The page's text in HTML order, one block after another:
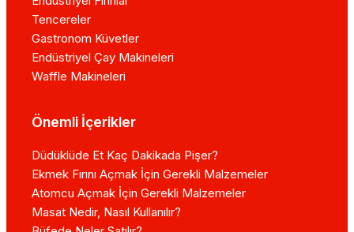
Tencereler
Gastronom Küvetler
Endüstriyel Çay Makineleri
Waffle Makineleri
Önemli İçerikler
Düdüklüde Et Kaç Dakikada Pişer?
Ekmek Fırını Açmak İçin Gerekli Malzemeler
Atomcu Açmak İçin Gerekli Malzemeler
Masat Nedir, Nasıl Kullanılır?